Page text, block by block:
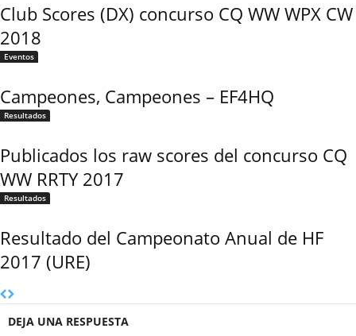
Club Scores (DX) concurso CQ WW WPX CW
2018
Eventos
Campeones, Campeones – EF4HQ
Resultados
Publicados los raw scores del concurso CQ
WW RRTY 2017
Resultados
Resultado del Campeonato Anual de HF
2017 (URE)
DEJA UNA RESPUESTA